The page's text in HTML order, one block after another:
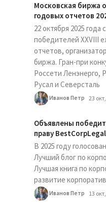
Московская биржа
годовых отчетов
22 октября 2025
победителей XXVIII
отчетов,
биржа. Гран-при
Россети Ленэнерго,
Русал и Северсталь
Иванов Петр 23
Объявлены
праву BestCorpLegal
В 2025 году
Лучший блог по
Лучшая книга по
развитие
Иванов Петр 13